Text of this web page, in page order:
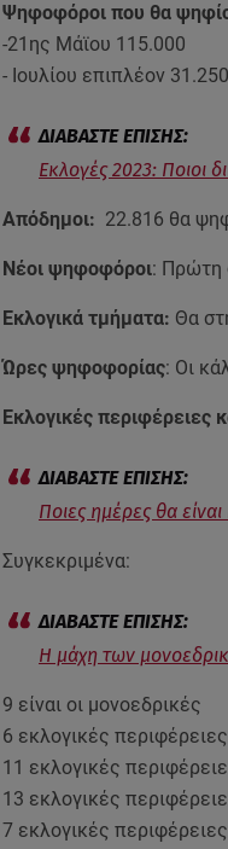
Ψηφοφόροι που θα
-21ης Μάϊου 115.000
- Ιουλίου επιπλέον 31.250
Εκλογές 2023: Ποιοι
Απόδημοι: 22.816 θα
Νέοι ψηφοφόροι: Πρώτη
Εκλογικά τμήματα: Θα
Ώρες ψηφοφορίας: Οι
Εκλογικές περιφέρειες
Ποιες ημέρες θα
Συγκεκριμένα:
H μάχη των
9 είναι οι μονοεδρικές
6 εκλογικές
11 εκλογικές
13 εκλογικές
7 εκλογικές